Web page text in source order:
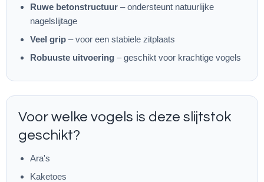
Ruwe betonstructuur – ondersteunt natuurlijke
nagelslijtage
Veel grip – voor een stabiele zitplaats
Robuuste uitvoering – geschikt voor krachtige vogels
Voor welke vogels is deze slijtstok
geschikt?
Ara's
Kaketoes